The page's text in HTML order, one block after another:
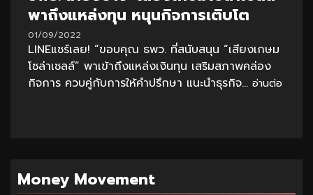
พาถึงแหล่งทุน หนุนกิจการเติบโต
01/09/2022
LINEแชร์เลย! “ขอบคุณ ธพว. ที่สนับสนุน “เสียงเกษม
โซล่าเซลล์” พาเข้าถึงแหล่งเงินทุน เสริมสภาพคล่อง
กิจการ ควบคู่กับการให้คำปรึกษา แนะนำธุรกิจ... อ่านต่อ
Money Movement